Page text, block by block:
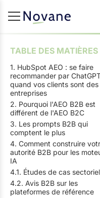
TABLE DES MATIÈRES
1. HubSpot AEO : se faire
recommander par
quand vos clients sont des
entreprises
2. Pourquoi l'AEO B2B est
différent de l'AEO B2C
3. Les prompts B2B qui
comptent le plus
4. Comment construire
autorité B2B pour les
IA
4.1. Études de cas
4.2. Avis B2B sur les
plateformes de référence